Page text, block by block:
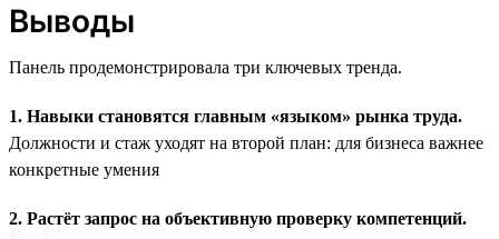
Выводы
Панель продемонстрировала три ключевых тренда.
1. Навыки становятся главным «языком» рынка труда.
Должности и стаж уходят на второй план: для бизнеса важнее
конкретные умения
2. Растёт запрос на объективную проверку компетенций.